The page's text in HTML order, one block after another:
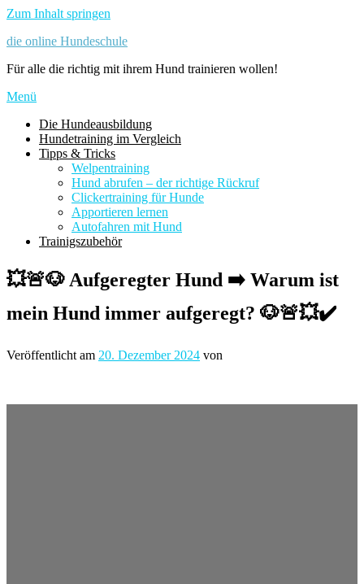
Zum Inhalt springen
die online Hundeschule
Für alle die richtig mit ihrem Hund trainieren wollen!
Menü
Die Hundeausbildung
Hundetraining im Vergleich
Tipps & Tricks
Welpentraining
Hund abrufen – der richtige Rückruf
Clickertraining für Hunde
Apportieren lernen
Autofahren mit Hund
Trainigszubehör
💥🚨🐶 Aufgeregter Hund ➡️ Warum ist
mein Hund immer aufgeregt? 🐶🚨💥✔️
Veröffentlicht am 20. Dezember 2024 von